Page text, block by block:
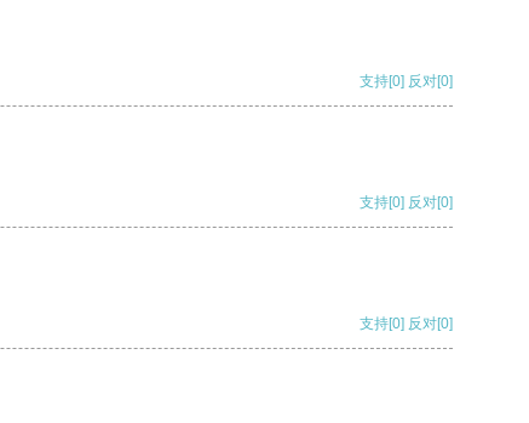
支持[0] 反对[0]
支持[0] 反对[0]
支持[0] 反对[0]